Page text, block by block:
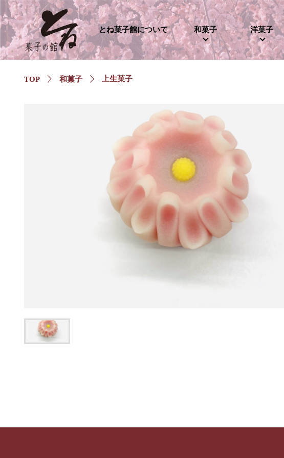
とね菓子館について 和菓子 洋菓子
TOP 和菓子 上生菓子